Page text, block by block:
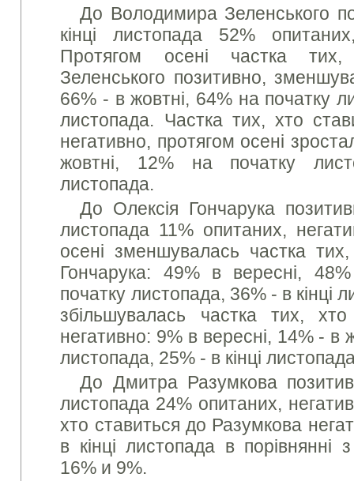
До Володимира Зеленського
кінці листопада 52%
Протягом осені частка
Зеленського позитивно,
66% - в жовтні, 64% на початку
листопада. Частка тих, хто
негативно, протягом осені
жовтні, 12% на початку
листопада.
До Олексія Гончарука
листопада 11% опитаних,
осені зменшувалась частка
Гончарука: 49% в вересні,
початку листопада, 36% - в кінці
збільшувалась частка тих,
негативно: 9% в вересні, 14% - в
листопада, 25% - в кінці
До Дмитра Разумкова
листопада 24% опитаних,
хто ставиться до Разумкова
в кінці листопада в порівнянні
16% и 9%.